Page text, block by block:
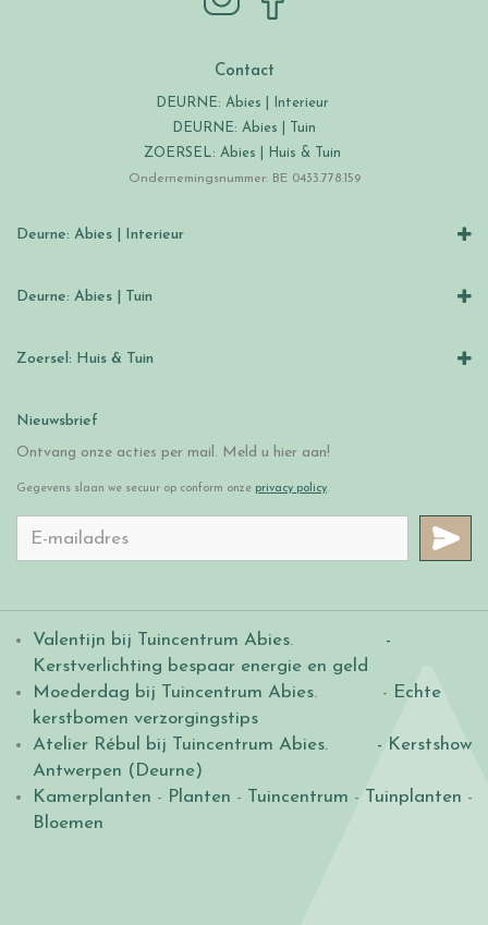
Contact
DEURNE: Abies | Interieur
DEURNE: Abies | Tuin
ZOERSEL: Abies | Huis & Tuin
Ondernemingsnummer: BE 0433.778.159
Deurne: Abies | Interieur
Deurne: Abies | Tuin
Zoersel: Huis & Tuin
Nieuwsbrief
Ontvang onze acties per mail. Meld u hier aan!
Gegevens slaan we secuur op conform onze privacy policy.
Valentijn bij Tuincentrum Abies.
-
Kerstverlichting bespaar energie en geld
Moederdag bij Tuincentrum Abies. - Echte
kerstbomen verzorgingstips
Atelier Rébul bij Tuincentrum Abies.
- Kerstshow
Antwerpen (Deurne)
Kamerplanten - Planten - Tuincentrum - Tuinplanten -
Bloemen